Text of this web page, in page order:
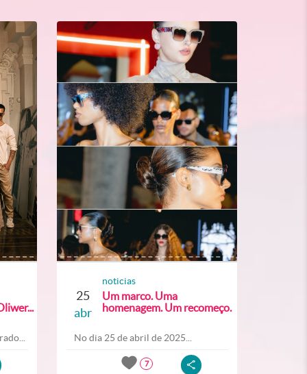
25
abr
noticias
Um marco. Uma
homenagem. Um recomeço.
No dia 25 de abril de 2025...
7